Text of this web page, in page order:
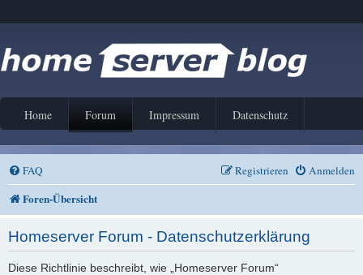
Home Forum Impressum Datenschutz
FAQ Anmelden
Registrieren
Foren-Übersicht
Homeserver Forum - Datenschutzerklärung
Diese Richtlinie beschreibt, wie „Homeserver Forum“